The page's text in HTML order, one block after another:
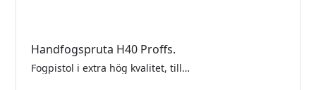
Handfogspruta H40 Proffs.
Fogpistol i extra hög kvalitet, tillverkad i aluminium och ugnslackerad stål. Pistolen har minimalt eftertryck vilket säkras av automatisk bromsutlösning efter att avtryckaren släpps. Kolvstången kan dras tillbaka vid patronskifte utan att bromsen behöver utlösas manuellt. Kolvtryck: 2,5 kN (ca. 250 kg)